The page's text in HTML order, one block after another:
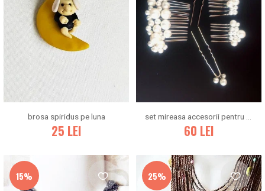
brosa spiridus pe luna
25 LEI
set mireasa accesorii pentru par cu perle albe
60 LEI
15% 25%